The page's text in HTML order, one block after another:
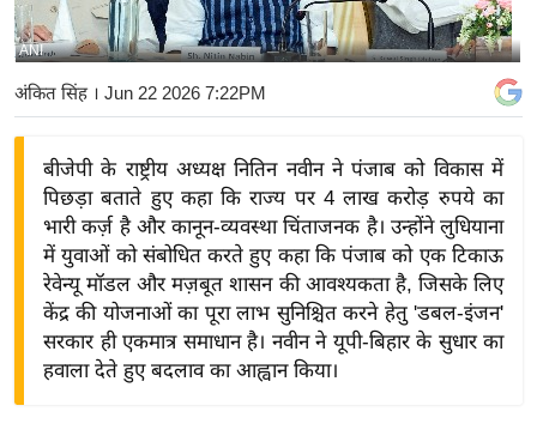
य
बि
ज़
ने
द्यो
वि
ANI
अंकित सिंह। Jun 22 2026 7:22PM
बीजेपी के राष्ट्रीय अध्यक्ष नितिन नवीन ने पंजाब को विकास में
पिछड़ा बताते हुए कहा कि राज्य पर 4 लाख करोड़ रुपये का
भारी कर्ज़ है और कानून-व्यवस्था चिंताजनक है। उन्होंने लुधियाना
में युवाओं को संबोधित करते हुए कहा कि पंजाब को एक टिकाऊ
रेवेन्यू मॉडल और मज़बूत शासन की आवश्यकता है, जिसके लिए
केंद्र की योजनाओं का पूरा लाभ सुनिश्चित करने हेतु 'डबल-इंजन'
सरकार ही एकमात्र समाधान है। नवीन ने यूपी-बिहार के सुधार का
हवाला देते हुए बदलाव का आह्वान किया।